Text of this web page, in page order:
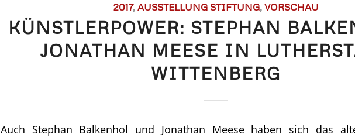
2017,AUSSTELLUNG STIFTUNG,VORSCHAU
KÜNSTLERPOWER: STEPHAN
JONATHAN MEESE IN
WITTENBERG
Auch Stephan Balkenhol und Jonathan Meese haben sich das